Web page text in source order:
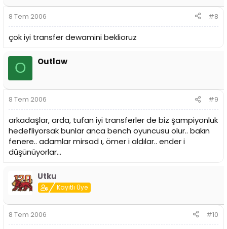
8 Tem 2006 #8
çok iyi transfer dewamini beklioruz
O Outlaw
8 Tem 2006 #9
arkadaşlar, arda, tufan iyi transferler de biz şampiyonluk
hedefliyorsak bunlar anca bench oyuncusu olur.. bakın
fenere.. adamlar mirsad ı, ömer i aldılar.. ender i
düşünüyorlar...
Utku
Kayıtlı Üye
8 Tem 2006 #10